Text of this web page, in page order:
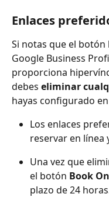
Enlaces
Si notas que el botón
Google Business
proporciona
debes eliminar
hayas configurado
Los enlaces
reservar en línea
Una vez que
el botón Book
plazo de 24